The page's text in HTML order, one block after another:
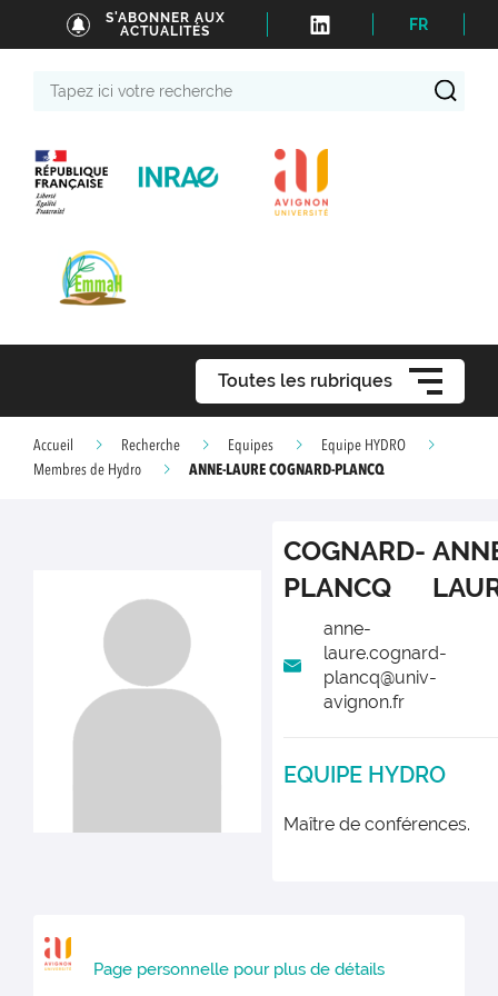
S'ABONNER AUX
ACTUALITÉS
FR
Toutes les rubriques
Accueil Recherche Equipes
Equipe HYDRO
Membres de Hydro
ANNE-LAURE COGNARD-PLANCQ
COGNARD-
PLANCQ
anne-
laure.cognard-
plancq@univ-
avignon.fr
EQUIPE HYDRO
Maître de conférences.
Page personnelle pour plus de détails